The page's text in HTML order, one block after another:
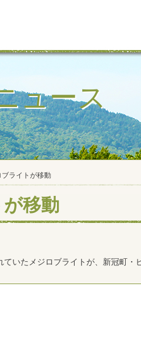
ュース
ブライトが移動
移動
いたメジロブライトが、新冠町・